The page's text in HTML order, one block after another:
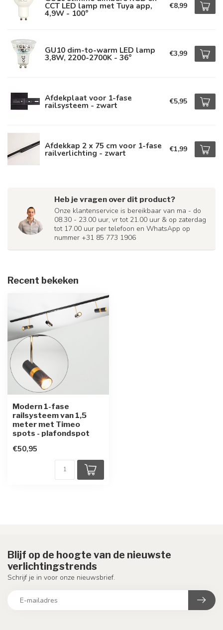
CCT LED lamp met Tuya app,
4,9W - 100°
€8,99
GU10 dim-to-warm LED lamp
3,8W, 2200-2700K - 36° €3,99
Afdekplaat voor 1-fase
railsysteem - zwart €5,95
Afdekkap 2 x 75 cm voor 1-fase
railverlichting - zwart €1,99
Heb je vragen over dit product?
Onze klantenservice is bereikbaar van ma - do
08.30 - 23.00 uur, vr tot 21.00 uur & op zaterdag
tot 17.00 uur per telefoon en WhatsApp op
nummer +31 85 773 1906
Recent bekeken
Modern 1-fase
railsysteem van 1,5
meter met Timeo
spots - plafondspot
€50,95
Blijf op de hoogte van de nieuwste
verlichtingstrends
Schrijf je in voor onze nieuwsbrief.